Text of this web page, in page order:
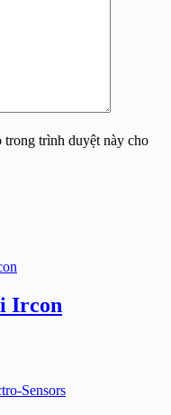
trình duyệt này cho
Ircon